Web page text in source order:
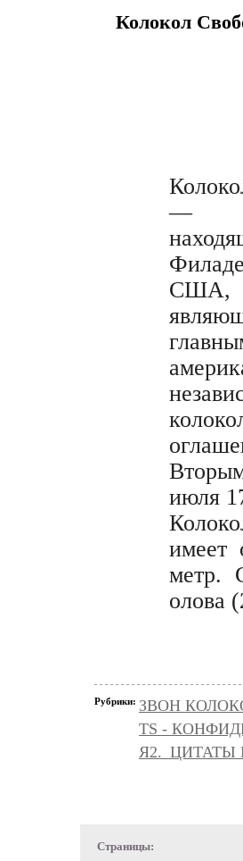
Колокол
—
июля
имеет
метр.
олова
Рубрики: ЗВОН
TS -
Страницы: